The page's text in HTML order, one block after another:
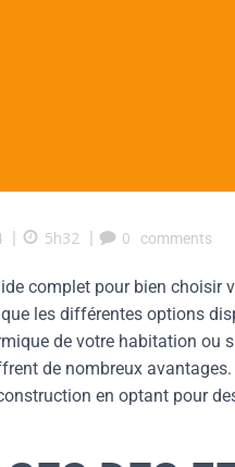
| 5h32 | 0 comments
complet pour bien choisir
les différentes options
de votre habitation ou
de nombreux
en optant pour